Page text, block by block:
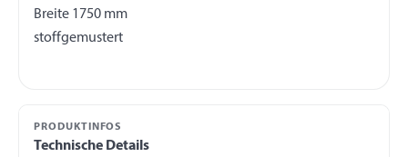
Breite 1750 mm
PRODUKTINFOS
Technische Details